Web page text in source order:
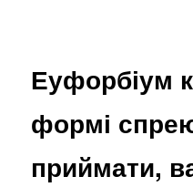
Еуфорбіум
формі
приймати,